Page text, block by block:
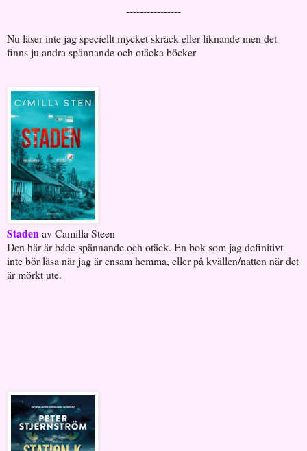
----------------
Nu läser inte jag speciellt mycket skräck eller liknande men det
finns ju andra spännande och otäcka böcker
Stadenav Camilla Steen
Den här är både spännande och otäck. En bok som jag definitivt
inte bör läsa när jag är ensam hemma, eller på kvällen/natten när det
är mörkt ute.